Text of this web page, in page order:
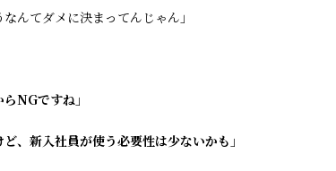
んてダメに決まってんじゃん」
NGですね」
、新入社員が使う必要性は少ないかも」